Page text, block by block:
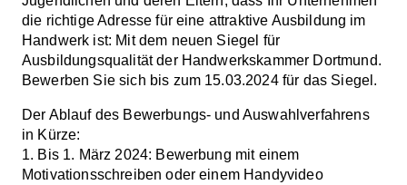
die richtige Adresse für eine attraktive Ausbildung im
Handwerk ist: Mit dem neuen Siegel für
Ausbildungsqualität der Handwerkskammer Dortmund.
Bewerben Sie sich bis zum 15.03.2024 für das Siegel.
Der Ablauf des Bewerbungs- und Auswahlverfahrens
in Kürze:
1. Bis 1. März 2024: Bewerbung mit einem
Motivationsschreiben oder einem Handyvideo